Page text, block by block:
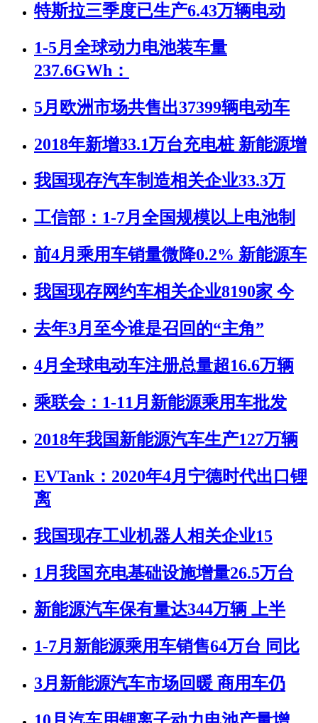
特斯拉三季度已生产6.43万辆电动
1-5月全球动力电池装车量
237.6GWh：
5月欧洲市场共售出37399辆电动车
2018年新增33.1万台充电桩 新能源增
我国现存汽车制造相关企业33.3万
工信部：1-7月全国规模以上电池制
前4月乘用车销量微降0.2% 新能源车
我国现存网约车相关企业8190家 今
去年3月至今谁是召回的“主角”
4月全球电动车注册总量超16.6万辆
乘联会：1-11月新能源乘用车批发
2018年我国新能源汽车生产127万辆
EVTank：2020年4月宁德时代出口锂
离
我国现存工业机器人相关企业15
1月我国充电基础设施增量26.5万台
新能源汽车保有量达344万辆 上半
1-7月新能源乘用车销售64万台 同比
3月新能源汽车市场回暖 商用车仍